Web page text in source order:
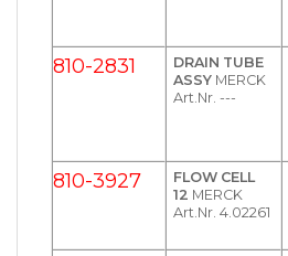
810-2831
DRAIN TUBE
ASSY MERCK
Art.Nr. ---
810-3927
FLOW CELL
12 MERCK
Art.Nr. 4.02261